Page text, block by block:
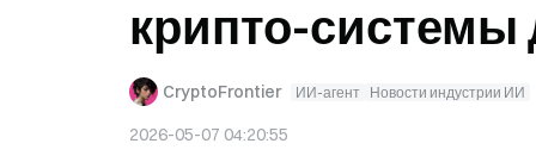
крипто-системы
CryptoFrontier ИИ-агент Новости индустрии ИИ
2026-05-07 04:20:55